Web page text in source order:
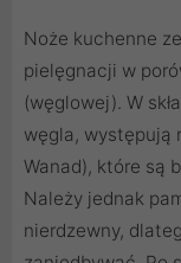
Noże kuchenne
pielęgnacji w
(węglowej). W
węgla, występują
Wanad), które są
Należy jednak
nierdzewny,